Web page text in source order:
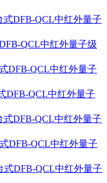
式DFB-QCL中红外量子
QCL中红外量子级
DFB-QCL中红外量子
DFB-QCL中红外量子
式DFB-QCL中红外量子
DFB-QCL中红外量子
式DFB-QCL中红外量子